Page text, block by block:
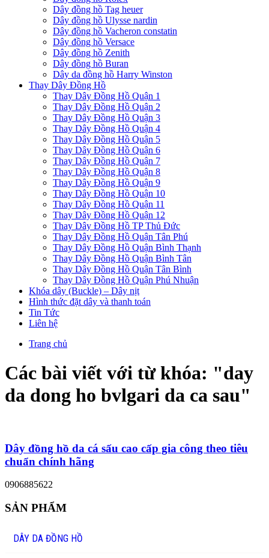
Dây đồng hồ Tag heuer
Dây đồng hồ Ulysse nardin
Dây đồng hồ Vacheron constatin
Dây đồng hồ Versace
Dây đồng hồ Zenith
Dây đồng hồ Buran
Dây da đồng hồ Harry Winston
Thay Dây Đồng Hồ
Thay Dây Đồng Hồ Quận 1
Thay Dây Đồng Hồ Quận 2
Thay Dây Đồng Hồ Quận 3
Thay Dây Đồng Hồ Quận 4
Thay Dây Đồng Hồ Quận 5
Thay Dây Đồng Hồ Quận 6
Thay Dây Đồng Hồ Quận 7
Thay Dây Đồng Hồ Quận 8
Thay Dây Đồng Hồ Quận 9
Thay Dây Đồng Hồ Quận 10
Thay Dây Đồng Hồ Quận 11
Thay Dây Đồng Hồ Quận 12
Thay Dây Đồng Hồ TP Thủ Đức
Thay Dây Đồng Hồ Quận Tân Phú
Thay Dây Đồng Hồ Quận Bình Thạnh
Thay Dây Đồng Hồ Quận Bình Tân
Thay Dây Đồng Hồ Quận Tân Bình
Thay Dây Đồng Hồ Quận Phú Nhuận
Khóa dây (Buckle) – Dây nịt
Hình thức đặt dây và thanh toán
Tin Tức
Liên hệ
Trang chủ
Các bài viết với từ khóa: "day
da dong ho bvlgari da ca sau"
Dây đồng hồ da cá sấu cao cấp gia công theo tiêu
chuẩn chính hãng
0906885622
SẢN PHẨM
DÂY DA ĐỒNG HỒ